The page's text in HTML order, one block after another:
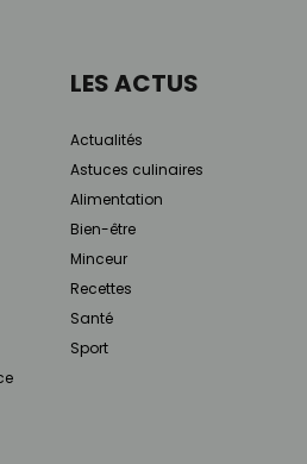
LES ACTUS
Actualités
Astuces culinaires
Alimentation
Bien-être
Minceur
Recettes
Santé
Sport